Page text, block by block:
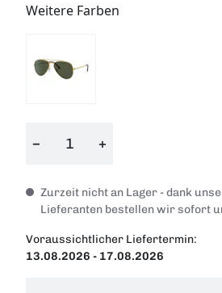
Weitere Farben
− +
Zurzeit nicht an Lager - dank
Lieferanten bestellen wir sofort
Voraussichtlicher Liefertermin:
13.08.2026 - 17.08.2026